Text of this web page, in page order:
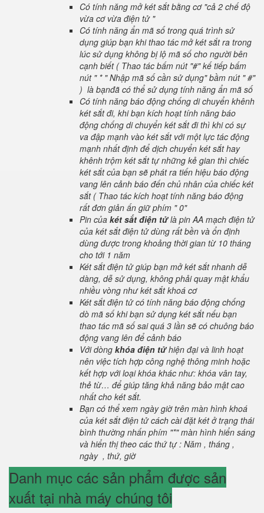
Có tính năng mở két sắt bằng cơ "cả 2 chế độ
vừa cơ vừa điện tử "
Có tính năng ẩn mã số trong quá trình sử
dụng giúp bạn khi thao tác mở két sắt ra trong
lúc sử dụng không bị lộ mã số cho người bên
cạnh biết ( Thao tác bấm nút "#" kế tiếp bấm
nút " * " Nhập mã số cần sử dụng" bầm nút " #"
) là bạnđã có thể sử dụng tính năng ẩn mã số
Có tính năng báo động chống di chuyển khênh
két sắt đi, khi bạn kích hoạt tính năng báo
động chống di chuyển két sắt đi thì khi có sự
va đập mạnh vào két sắt với một lực tác động
mạnh nhất định để dịch chuyển két sắt hay
khênh trộm két sắt tự những kẻ gian thì chiếc
két sắt của bạn sẽ phát ra tiến hiệu báo động
vang lên cảnh báo đến chủ nhân của chiếc két
sắt ( Thao tác kích hoạt tính năng báo động
rất đơn giản ấn giữ phím " 0"
Pin của két sắt điện tửlà pin AA mạch điện tử
của két sắt điện tử dùng rất bền và ổn định
dùng được trong khoảng thời gian từ 10 tháng
cho tới 1 năm
Két sắt điện tử giúp bạn mở két sắt nhanh dễ
dàng, dễ sử dụng, không phải quay mật khẩu
nhiều vòng như két sắt khoá cơ
Két sắt điện tử có tính năng báo động chống
dò mã số khi bạn sử dụng két sắt nếu bạn
thao tác mã số sai quá 3 lần sẽ có chuông báo
động vang lên để cảnh báo
Với dòng khóa điện tửhiện đại và linh hoạt
nên việc tích hợp công nghệ thông minh hoặc
kết hợp với loại khóa khác như: khóa vân tay,
thẻ từ… để giúp tăng khả năng bảo mật cao
nhất cho két sắt.
Bạn có thể xem ngày giờ trên màn hình khoá
của két sắt điện tử cách cài đặt két ở trạng thái
bình thường nhấn phím "*" màn hình hiển sáng
và hiển thị theo các thứ tự : Năm , tháng ,
ngày , thứ, giờ
Danh mục các sản phẩm được sản
xuất tại nhà máy chúng tôi